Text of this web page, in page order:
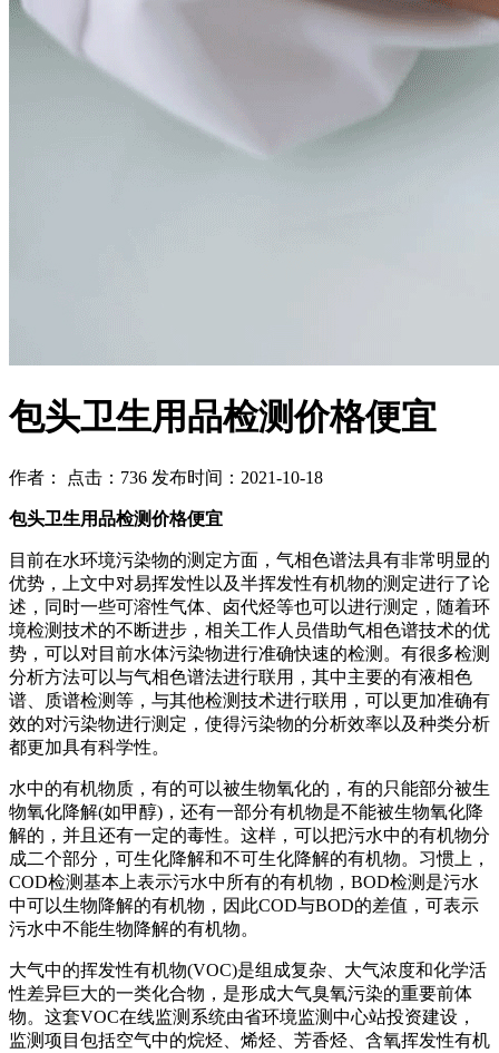
包头卫生用品检测价格便宜
作者： 点击：736 发布时间：2021-10-18
包头卫生用品检测价格便宜
目前在水环境污染物的测定方面，气相色谱法具有非常明显的
优势，上文中对易挥发性以及半挥发性有机物的测定进行了论
述，同时一些可溶性气体、卤代烃等也可以进行测定，随着环
境检测技术的不断进步，相关工作人员借助气相色谱技术的优
势，可以对目前水体污染物进行准确快速的检测。有很多检测
分析方法可以与气相色谱法进行联用，其中主要的有液相色
谱、质谱检测等，与其他检测技术进行联用，可以更加准确有
效的对污染物进行测定，使得污染物的分析效率以及种类分析
都更加具有科学性。
水中的有机物质，有的可以被生物氧化的，有的只能部分被生
物氧化降解(如甲醇)，还有一部分有机物是不能被生物氧化降
解的，并且还有一定的毒性。这样，可以把污水中的有机物分
成二个部分，可生化降解和不可生化降解的有机物。习惯上，
COD检测基本上表示污水中所有的有机物，BOD检测是污水
中可以生物降解的有机物，因此COD与BOD的差值，可表示
污水中不能生物降解的有机物。
大气中的挥发性有机物(VOC)是组成复杂、大气浓度和化学活
性差异巨大的一类化合物，是形成大气臭氧污染的重要前体
物。这套VOC在线监测系统由省环境监测中心站投资建设，
监测项目包括空气中的烷烃、烯烃、芳香烃、含氧挥发性有机